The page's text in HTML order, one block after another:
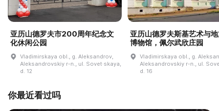
亚历山德罗夫市200周年纪念文
化休闲公园
Vladimirskaya obl., g. Aleksandrov,
Aleksandrovskiy r-n., ul. Sovet·skaya,
d. 12
亚历山德罗夫斯基艺术与
博物馆，佩尔武欣庄园
Vladimirskaya obl., g.
Aleksandrovskiy r-n., ul.
d. 16
你最近看过吗